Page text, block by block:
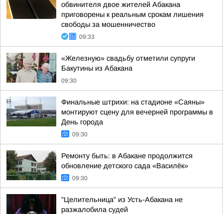
обвинителя двое жителей Абакана
приговорены к реальным срокам лишения
свободы за мошенничество
09:33
«Железную» свадьбу отметили супруги
Бакутины из Абакана
09:30
Финальные штрихи: на стадионе «Саяны»
монтируют сцену для вечерней программы в
День города
09:30
Ремонту быть: в Абакане продолжится
обновление детского сада «Василёк»
09:30
"Целительница" из Усть-Абакана не
разжалобила судей